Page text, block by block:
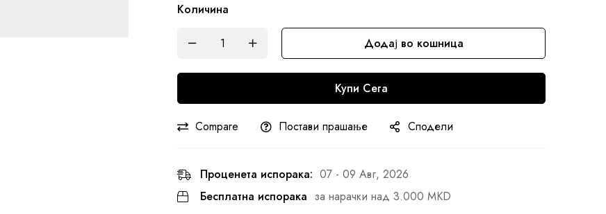
Количина
Додај во кошница
Купи Сега
Compare Постави прашање Сподели
Проценета испорака: 07 - 09 Авг, 2026
Бесплатна испорака за нарачки над 3.000 MKD